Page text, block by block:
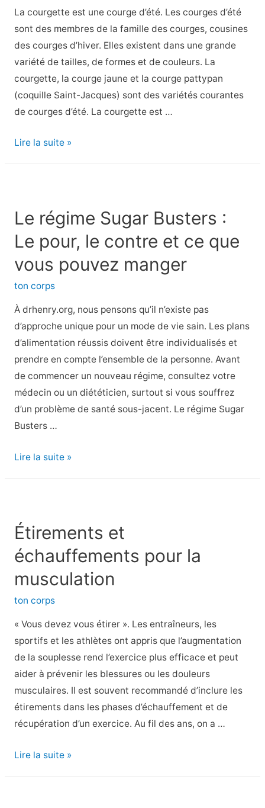
votre
canapé
La courgette est une courge d’été. Les courges d’été
sont des membres de la famille des courges, cousines
des courges d’hiver. Elles existent dans une grande
variété de tailles, de formes et de couleurs. La
courgette, la courge jaune et la courge pattypan
(coquille Saint-Jacques) sont des variétés courantes
de courges d’été. La courgette est …
Faits
la
santé
des
courgettes
Lire la suite »
Le régime Sugar Busters :
Le pour, le contre et ce que
vous pouvez manger
ton corps
À drhenry.org, nous pensons qu’il n’existe pas
d’approche unique pour un mode de vie sain. Les plans
d’alimentation réussis doivent être individualisés et
prendre en compte l’ensemble de la personne. Avant
de commencer un nouveau régime, consultez votre
médecin ou un diététicien, surtout si vous souffrez
d’un problème de santé sous-jacent. Le régime Sugar
Busters …
Le
Le
pour,
le
contre
et
ce
que
vous
pouvez
manger
Lire la suite »
Étirements et
échauffements pour la
musculation
ton corps
« Vous devez vous étirer ». Les entraîneurs, les
sportifs et les athlètes ont appris que l’augmentation
de la souplesse rend l’exercice plus efficace et peut
aider à prévenir les blessures ou les douleurs
musculaires. Il est souvent recommandé d’inclure les
étirements dans les phases d’échauffement et de
récupération d’un exercice. Au fil des ans, on a …
Étirements
Lire la suite »